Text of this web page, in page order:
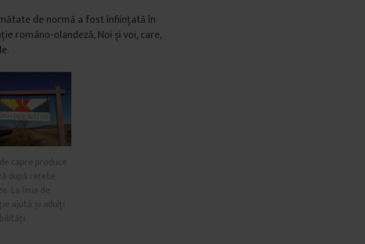
de normă a fost înființată în
româno-olandeză, Noi și voi, care,
capre produce
după rețete
La linia de
ajută și adulți